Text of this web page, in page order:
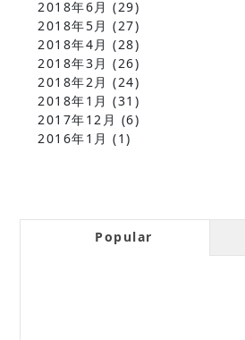
2018年6月 (29)
2018年5月 (27)
2018年4月 (28)
2018年3月 (26)
2018年2月 (24)
2018年1月 (31)
2017年12月 (6)
2016年1月 (1)
Popular